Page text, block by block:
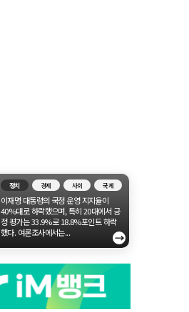
정치 경제 사회 국제
이재명 대통령의 국정 운영 지지율이
40%대로 하락했으며, 특히 20대에서 긍
정 평가는 33.9%로 18.8%포인트 하락
했다. 여론조사에서는...
→